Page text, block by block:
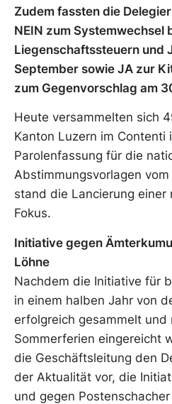
Zudem fassten die
NEIN zum Systemwechsel
Liegenschaftssteuern und
September sowie JA zur
zum Gegenvorschlag am
Heute versammelten sich
Kanton Luzern im Contenti
Parolenfassung für die
Abstimmungsvorlagen
stand die Lancierung einer
Fokus.
Initiative gegen
Löhne
Nachdem die Initiative für
in einem halben Jahr von
erfolgreich gesammelt und
Sommerferien eingereicht
die Geschäftsleitung den
der Aktualität vor, die
und gegen